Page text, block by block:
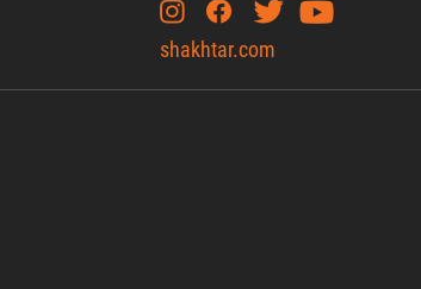
shakhtar.com